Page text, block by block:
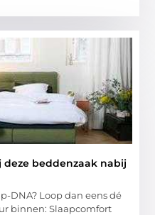
deze beddenzaak nabij
DNA? Loop dan eens dé
binnen: Slaapcomfort